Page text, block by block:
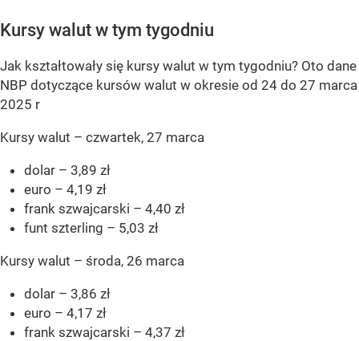
Kursy walut w tym tygodniu
Jak kształtowały się kursy walut w tym tygodniu? Oto dane
NBP dotyczące kursów walut w okresie od 24 do 27 marca
2025 r
Kursy walut – czwartek, 27 marca
dolar – 3,89 zł
euro – 4,19 zł
frank szwajcarski – 4,40 zł
funt szterling – 5,03 zł
Kursy walut – środa, 26 marca
dolar – 3,86 zł
euro – 4,17 zł
frank szwajcarski – 4,37 zł